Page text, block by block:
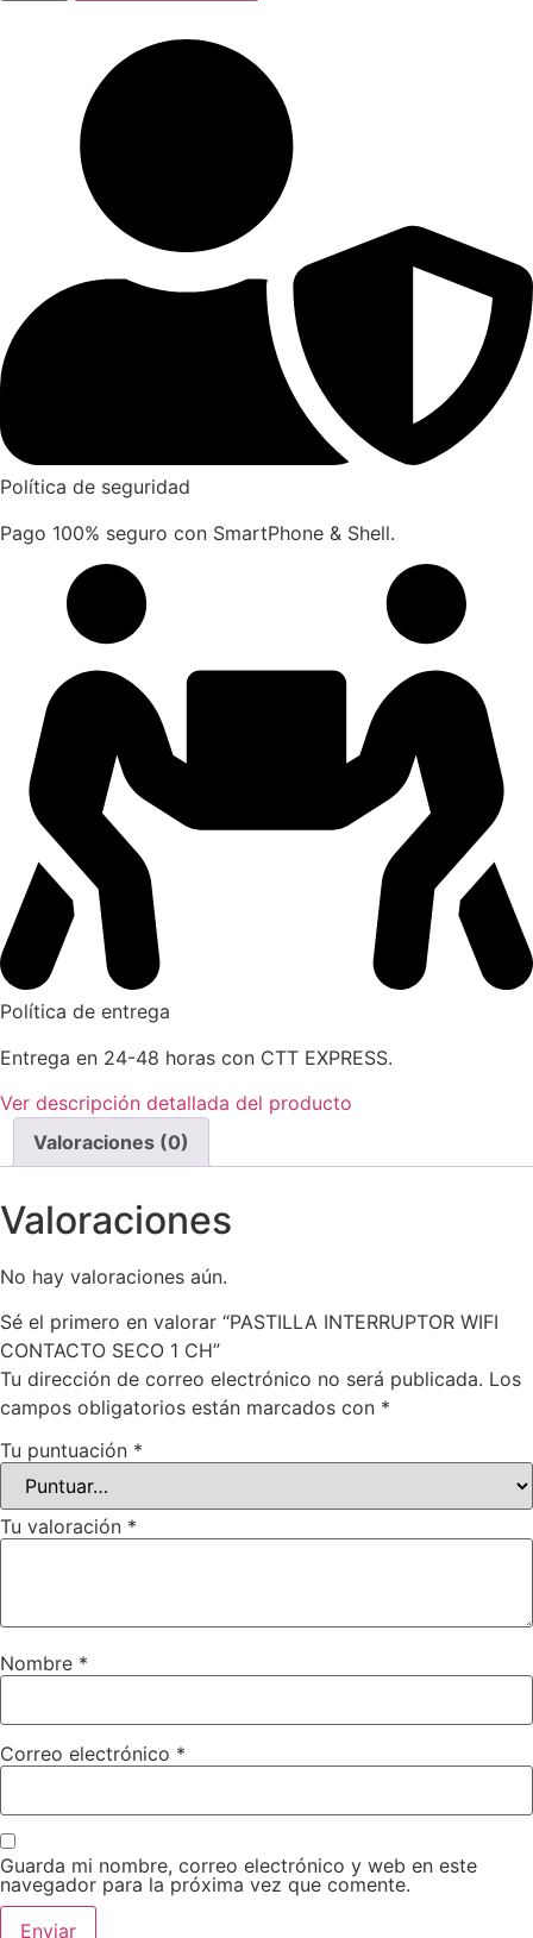
Política de seguridad
Pago 100% seguro con SmartPhone & Shell.
Política de entrega
Entrega en 24-48 horas con CTT EXPRESS.
Ver descripción detallada del producto
Valoraciones (0)
Valoraciones
No hay valoraciones aún.
Sé el primero en valorar “PASTILLA INTERRUPTOR WIFI
CONTACTO SECO 1 CH”
Tu dirección de correo electrónico no será publicada. Los
campos obligatorios están marcados con *
Tu puntuación *
Tu valoración *
Nombre *
Correo electrónico *
Guarda mi nombre, correo electrónico y web en este
navegador para la próxima vez que comente.